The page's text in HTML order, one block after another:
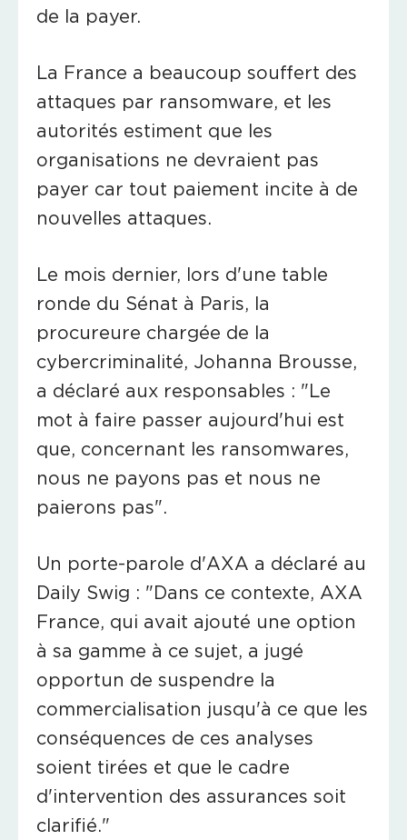
de la payer.
La France a beaucoup souffert des
attaques par ransomware, et les
autorités estiment que les
organisations ne devraient pas
payer car tout paiement incite à de
nouvelles attaques.
Le mois dernier, lors d'une table
ronde du Sénat à Paris, la
procureure chargée de la
cybercriminalité, Johanna Brousse,
a déclaré aux responsables : "Le
mot à faire passer aujourd'hui est
que, concernant les ransomwares,
nous ne payons pas et nous ne
paierons pas".
Un porte-parole d'AXA a déclaré au
Daily Swig : "Dans ce contexte, AXA
France, qui avait ajouté une option
à sa gamme à ce sujet, a jugé
opportun de suspendre la
commercialisation jusqu'à ce que les
conséquences de ces analyses
soient tirées et que le cadre
d'intervention des assurances soit
clarifié."